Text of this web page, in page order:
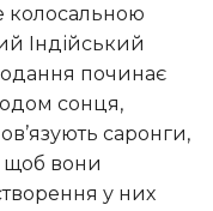
колосальною
Індійський
починає
сонця,
саронги,
щоб вони
у них